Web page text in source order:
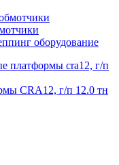
оборудование
CRA12, г/п 12.0 тн